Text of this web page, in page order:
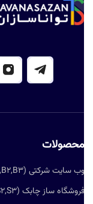
محصولات
وب سایت شرکتی (B1,B2,B3)
فروشگاه ساز چابک (S1,S2,S3)